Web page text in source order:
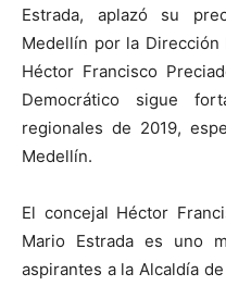
Estrada, aplazó su
Medellín por la Dirección
Héctor Francisco
Democrático sigue
regionales de 2019,
Medellín.
El concejal Héctor
Mario Estrada es uno
aspirantes a la Alcaldía